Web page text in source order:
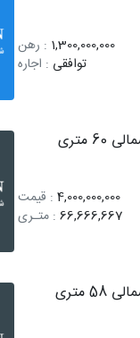
1,300,000,000 : رهن
توافقی : اجاره
متری
4,000,000,000 : قیمت
66,666,667 : متـری
متری